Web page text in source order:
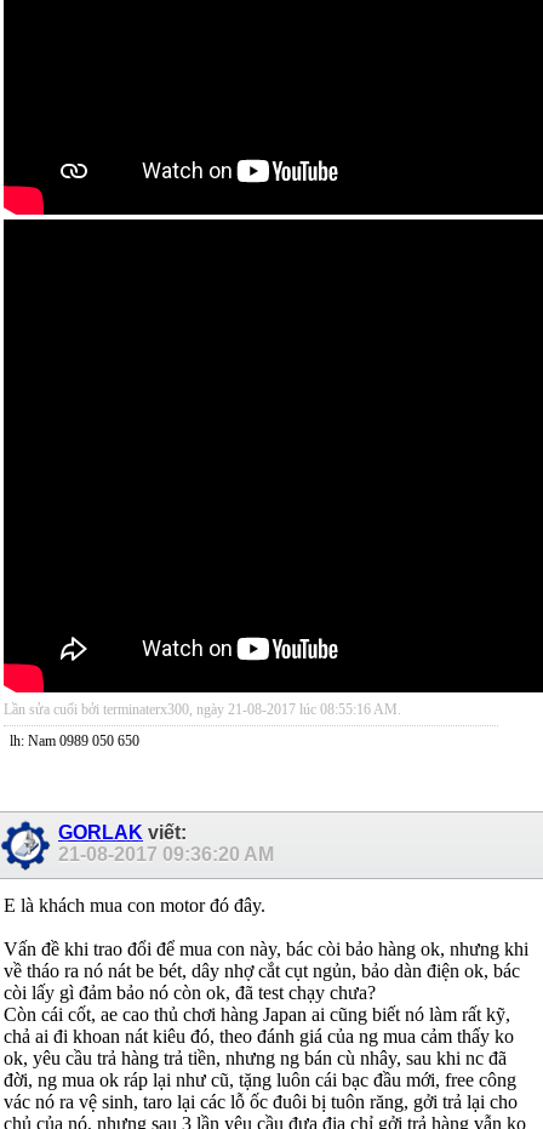
Lần sửa cuối bởi terminaterx300, ngày 21-08-2017 lúc 08:55:16 AM
lh: Nam 0989 050 650
GORLAK viết:
21-08-2017 09:36:20 AM
E là khách mua con motor đó đây.
Vấn đề khi trao đổi để mua con này, bác còi bảo hàng ok, nhưng khi
về tháo ra nó nát be bét, dây nhợ cắt cụt ngủn, bảo dàn điện ok, bác
còi lấy gì đảm bảo nó còn ok, đã test chạy chưa?
Còn cái cốt, ae cao thủ chơi hàng Japan ai cũng biết nó làm rất kỹ,
chả ai đi khoan nát kiêu đó, theo đánh giá của ng mua cảm thấy ko
ok, yêu cầu trả hàng trả tiền, nhưng ng bán cù nhây, sau khi nc đã
đời, ng mua ok ráp lại như cũ, tặng luôn cái bạc đầu mới, free công
vác nó ra vệ sinh, taro lại các lỗ ốc đuôi bị tuôn răng, gởi trả lại cho
chủ của nó, nhưng sau 3 lần yêu cầu đưa địa chỉ gởi trả hàng vẫn ko